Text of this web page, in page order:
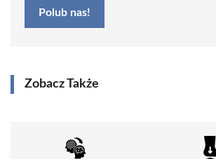
Polub nas!
Zobacz Także